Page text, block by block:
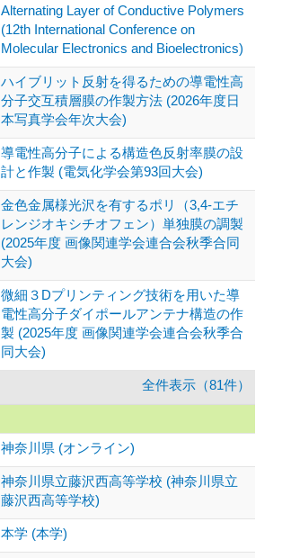
Alternating Layer of Conductive Polymers
(12th International Conference on
Molecular Electronics and Bioelectronics)
ハイブリット反射を得るための導電性高
分子交互積層膜の作製方法 (2026年度日
本写真学会年次大会)
導電性高分子による構造色反射率膜の設
計と作製 (電気化学会第93回大会)
金色金属様光沢を有するポリ（3,4-エチ
レンジオキシチオフェン）単独膜の調製
(2025年度 画像関連学会連合会秋季合同
大会)
微細３Dプリンティング技術を用いた導
電性高分子ダイポールアンテナ構造の作
製 (2025年度 画像関連学会連合会秋季合
同大会)
全件表示（81件）
神奈川県 (オンライン)
神奈川県立藤沢西高等学校 (神奈川県立
藤沢西高等学校)
本学 (本学)